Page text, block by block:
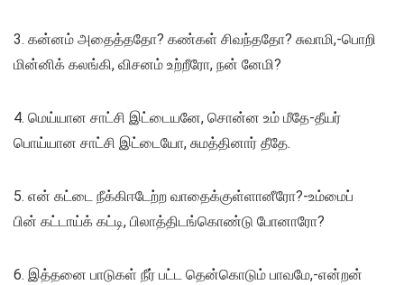
3. கன்னம் அதைத்ததோ? கண்கள் சிவந்ததோ? சுவாமி,-பொறி
மின்னிக் கலங்கி, விசனம் உற்றீரோ, நன் னேமி?
4. மெய்யான சாட்சி இட்டையனே, சொன்ன உம் மீதே-தீயர்
பொய்யான சாட்சி இட்டையோ, சுமத்தினார் தீதே.
5. என் கட்டை நீக்கிஈடேற்ற வாதைக்குள்ளானீரோ?-உம்மைப்
பின் கட்டாய்க் கட்டி, பிலாத்திடங்கொண்டு போனாரோ?
6. இத்தனை பாடுகள் நீர் பட்ட தென்கொடும் பாவமே,-என்றன்